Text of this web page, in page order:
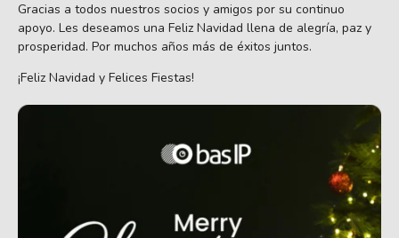
Gracias a todos nuestros socios y amigos por su continuo
apoyo. Les deseamos una Feliz Navidad llena de alegría, paz y
prosperidad. Por muchos años más de éxitos juntos.
¡Feliz Navidad y Felices Fiestas!